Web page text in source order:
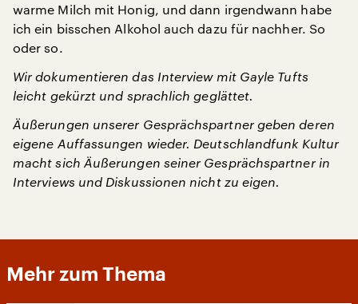
warme Milch mit Honig, und dann irgendwann habe
ich ein bisschen Alkohol auch dazu für nachher. So
oder so.
Wir dokumentieren das Interview mit Gayle Tufts
leicht gekürzt und sprachlich geglättet.
Äußerungen unserer Gesprächspartner geben deren
eigene Auffassungen wieder. Deutschlandfunk Kultur
macht sich Äußerungen seiner Gesprächspartner in
Interviews und Diskussionen nicht zu eigen.
Mehr zum Thema